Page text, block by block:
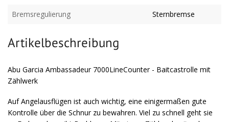
Bremsregulierung
Sternbremse
Artikelbeschreibung
Abu Garcia Ambassadeur 7000LineCounter - Baitcastrolle mit
Zählwerk
Auf Angelausflügen ist auch wichtig, eine einigermaßen gute
Kontrolle über die Schnur zu bewahren. Viel zu schnell geht sie